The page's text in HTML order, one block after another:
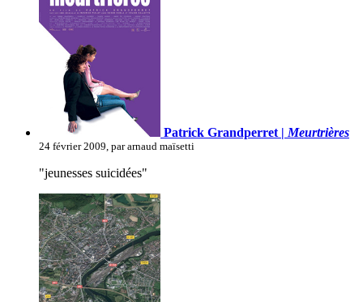
Patrick Grandperret | Meurtrières
24 février 2009, par arnaud maïsetti
"jeunesses suicidées"